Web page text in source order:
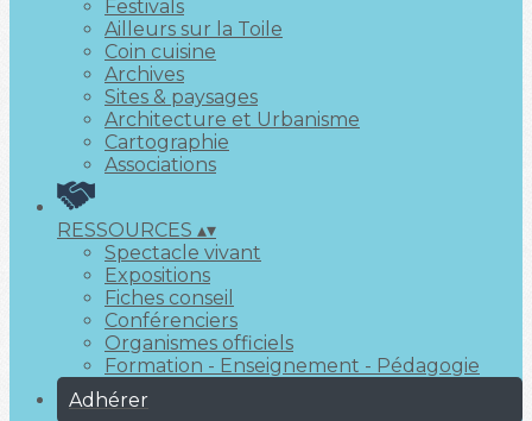
Festivals
Ailleurs sur la Toile
Coin cuisine
Archives
Sites & paysages
Architecture et Urbanisme
Cartographie
Associations
RESSOURCES ▴▾
Spectacle vivant
Expositions
Fiches conseil
Conférenciers
Organismes officiels
Formation - Enseignement - Pédagogie
Adhérer